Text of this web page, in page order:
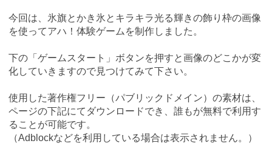
今回は、氷旗とかき氷とキラキラ光る輝きの飾り枠の画像
を使ってアハ！体験ゲームを制作しました。
下の「ゲームスタート」ボタンを押すと画像のどこかが変
化していきますので見つけてみて下さい。
使用した著作権フリー（パブリックドメイン）の素材は、
ページの下記にてダウンロードでき、誰もが無料で利用す
ることが可能です。
（Adblockなどを利用している場合は表示されません。）